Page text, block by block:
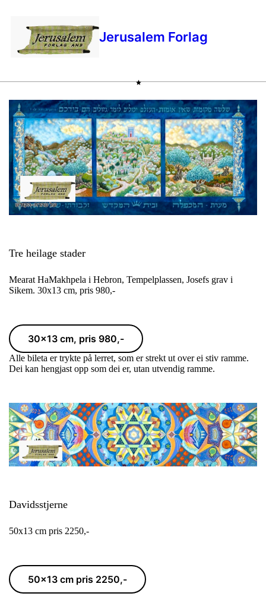
Jerusalem Forlag
Tre heilage stader
Mearat HaMakhpela i Hebron, Tempelplassen, Josefs grav i
Sikem. 30x13 cm, pris 980,-
30x13 cm, pris 980,-
Alle bileta er trykte på lerret, som er strekt ut over ei stiv ramme.
Dei kan hengjast opp som dei er, utan utvendig ramme.
Davidsstjerne
50x13 cm pris 2250,-
50x13 cm pris 2250,-